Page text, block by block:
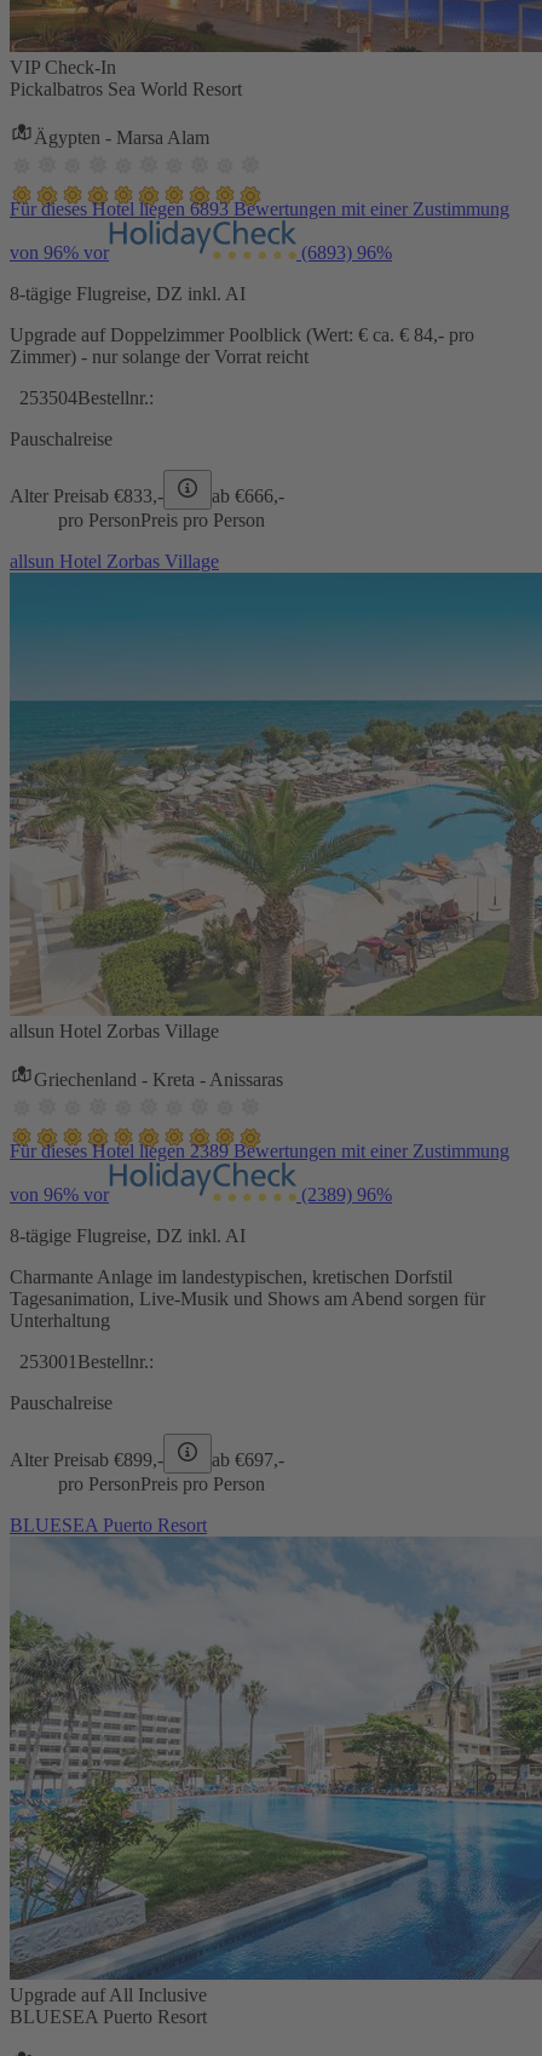
VIP Check-In
Pickalbatros Sea World Resort
Ägypten - Marsa Alam
Für dieses Hotel liegen 6893 Bewertungen mit einer Zustimmung
von 96% vor (6893) 96%
8-tägige Flugreise, DZ inkl. AI
Upgrade auf Doppelzimmer Poolblick (Wert: € ca. € 84,- pro
Zimmer) - nur solange der Vorrat reicht
253504Bestellnr.:
Pauschalreise
Alter Preisab €833,- ab €666,-
pro PersonPreis pro Person
allsun Hotel Zorbas Village
allsun Hotel Zorbas Village
Griechenland - Kreta - Anissaras
Für dieses Hotel liegen 2389 Bewertungen mit einer Zustimmung
von 96% vor (2389) 96%
8-tägige Flugreise, DZ inkl. AI
Charmante Anlage im landestypischen, kretischen Dorfstil
Tagesanimation, Live-Musik und Shows am Abend sorgen für
Unterhaltung
253001 Bestellnr.:
Pauschalreise
Alter Preisab €899,- ab €697,-
pro PersonPreis pro Person
BLUESEA Puerto Resort
Upgrade auf All Inclusive
BLUESEA Puerto Resort